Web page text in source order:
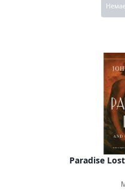
Paradise